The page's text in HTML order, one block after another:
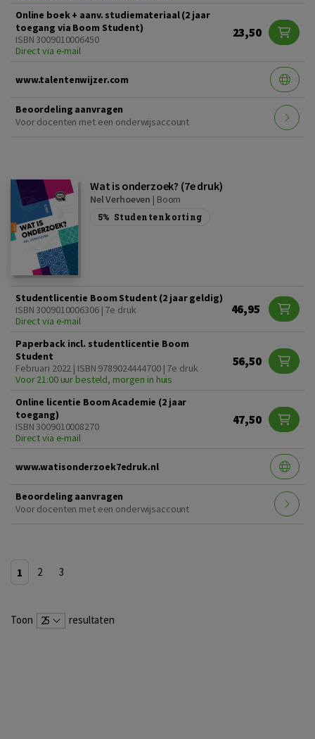
Online boek + aanv. studiemateriaal (2 jaar
toegang via Boom Student)
ISBN 3009010006450
Direct via e-mail
23,50
www.talentenwijzer.com
Beoordeling aanvragen
Voor docenten met een onderwijsaccount
Wat is onderzoek? (7e druk)
Nel Verhoeven | Boom
5% Studentenkorting
Studentlicentie Boom Student (2 jaar geldig)
ISBN 3009010006306 | 7e druk
Direct via e-mail
46,95
Paperback incl. studentlicentie Boom
Student
Februari 2022 | ISBN 9789024444700 | 7e druk
Voor 21:00 uur besteld, morgen in huis
56,50
Online licentie Boom Academie (2 jaar
toegang)
ISBN 3009010008270
Direct via e-mail
47,50
www.watisonderzoek7edruk.nl
Beoordeling aanvragen
Voor docenten met een onderwijsaccount
1 2 3
Toon 25 resultaten